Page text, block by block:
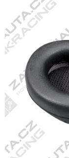
SERVIS
FANOUŠCI
Profil
firmy
Obchodní
podmínky
Doprava